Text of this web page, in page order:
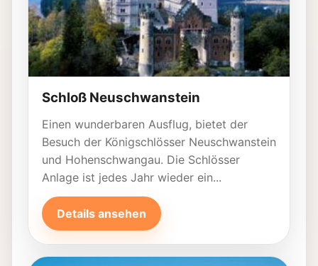
Schloß Neuschwanstein
Einen wunderbaren Ausflug, bietet der
Besuch der Königschlösser Neuschwanstein
und Hohenschwangau. Die Schlösser
Anlage ist jedes Jahr wieder ein...
Details ansehen